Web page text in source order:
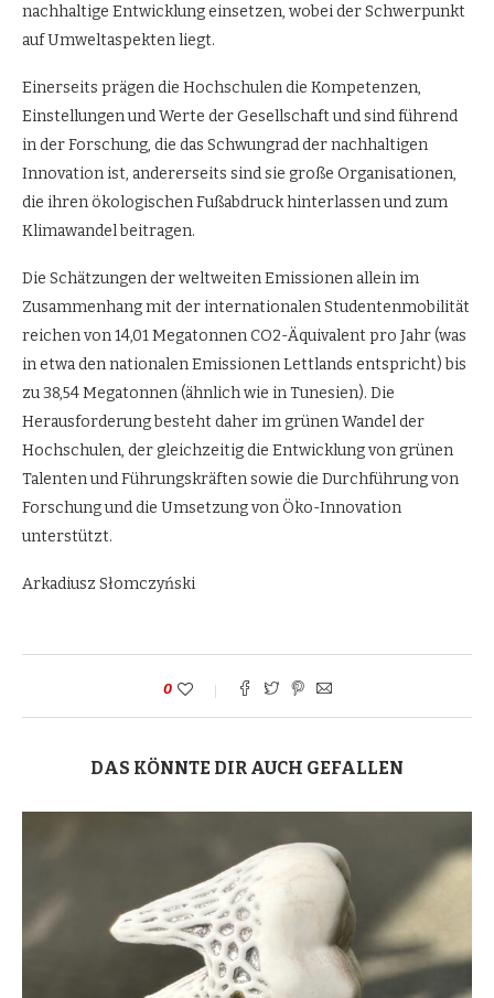
nachhaltige Entwicklung einsetzen, wobei der Schwerpunkt
auf Umweltaspekten liegt.
Einerseits prägen die Hochschulen die Kompetenzen,
Einstellungen und Werte der Gesellschaft und sind führend
in der Forschung, die das Schwungrad der nachhaltigen
Innovation ist, andererseits sind sie große Organisationen,
die ihren ökologischen Fußabdruck hinterlassen und zum
Klimawandel beitragen.
Die Schätzungen der weltweiten Emissionen allein im
Zusammenhang mit der internationalen Studentenmobilität
reichen von 14,01 Megatonnen CO2-Äquivalent pro Jahr (was
in etwa den nationalen Emissionen Lettlands entspricht) bis
zu 38,54 Megatonnen (ähnlich wie in Tunesien). Die
Herausforderung besteht daher im grünen Wandel der
Hochschulen, der gleichzeitig die Entwicklung von grünen
Talenten und Führungskräften sowie die Durchführung von
Forschung und die Umsetzung von Öko-Innovation
unterstützt.
Arkadiusz Słomczyński
0
DAS KÖNNTE DIR AUCH GEFALLEN